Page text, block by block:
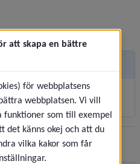
07-30 Dela
att skapa en bättre
för webbplatsens
webbplatsen. Vi vill
funktioner som till exempel
det känns okej och att du
vilka kakor som får